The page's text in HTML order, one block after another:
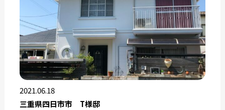
2021.06.18
三重県四日市市 T様邸